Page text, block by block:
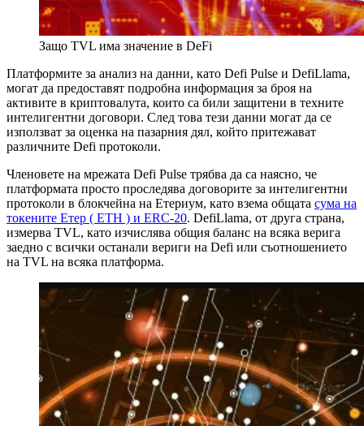
Защо TVL има значение в DeFi
Платформите за анализ на данни, като Defi Pulse и DefiLlama,
могат да предоставят подробна информация за броя на
активите в криптовалута, които са били защитени в техните
интелигентни договори. След това тези данни могат да се
използват за оценка на пазарния дял, който притежават
различните Defi протоколи.
Членовете на мрежата Defi Pulse трябва да са наясно, че
платформата просто проследява договорите за интелигентни
протоколи в блокчейна на Етериум, като взема общата сума на
токените Етер ( ETH ) и ERC-20. DefiLlama, от друга страна,
измерва TVL, като изчислява общия баланс на всяка верига
заедно с всички останали вериги на Defi или съотношението
на TVL на всяка платформа.